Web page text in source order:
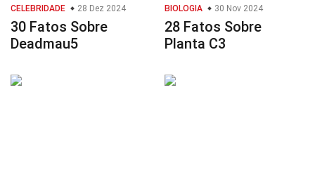
CELEBRIDADE 28 Dez 2024
30 Fatos Sobre
Deadmau5
BIOLOGIA 30 Nov 2024
28 Fatos Sobre
Planta C3